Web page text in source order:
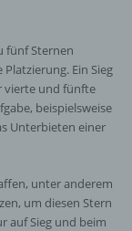
fünf Sternen
Ein Sieg
vierte und fünfte
beispielsweise
Unterbieten einer
unter anderem
um diesen Stern
auf Sieg und beim